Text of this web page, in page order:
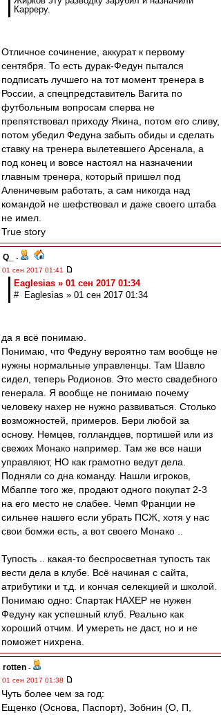
Карреру.
Отличное сочинение, аккурат к первому
сентября. То есть дурак-Федун пытался
подписать лучшего на тот момент тренера в
России, а спецпредставитель Вагита по
футбольным вопросам сперва не
препятствовал приходу Якина, потом его сливу,
потом убедил Федуна забыть обиды и сделать
ставку на тренера вылетевшего Арсенала, а
под конец и вовсе настоял на назначении
главным тренера, который пришел под
Аленичевым работать, а сам никогда над
командой не шефствовал и даже своего штаба
не имел.
True story
Q_
-
01 сен 2017 01:41
Eaglesias » 01 сен 2017 01:34
# Eaglesias » 01 сен 2017 01:34
да я всё понимаю.
Понимаю, что Федуну вероятно там вообще не
нужны нормальные управленцы. Там Шавло
сидел, теперь Родионов. Это место свадебного
генерала. Я вообще не понимаю почему
человеку нахер не нужно развиваться. Столько
возможностей, примеров. Бери любой за
основу. Немцев, голландцев, портишей или из
свежих Монако например. Там же все наши
управляют, НО как грамотно ведут дела.
Подняли со дна команду. Нашли игроков,
Мбаппе того же, продают одного покупат 2-3
на его место не слабее. Чемп Франции не
сильнее нашего если убрать ПСЖ, хотя у нас
свои бомжи есть, а вот своего Монако ..
Тупость .. какая-то беспросветная тупость так
вести дела в клубе. Всё начиная с сайта,
атрибутики и т.д. и кончая селекцией и школой.
Понимаю одно: Спартак НАХЕР не нужен
Федуну как успешный клуб. Реально как
хороший отчим. И умереть не даст, но и не
поможет нихрена.
rotten -
01 сен 2017 01:38
Чуть более чем за год:
Ещенко (Основа, Паспорт), Зобнин (О, П,